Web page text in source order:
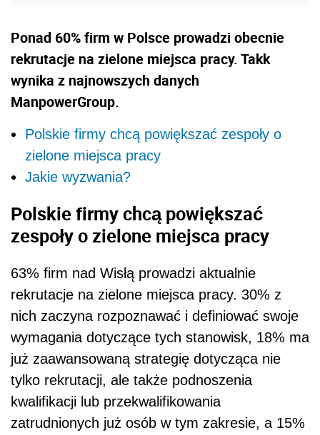
Ponad 60% firm w Polsce prowadzi obecnie
rekrutacje na zielone miejsca pracy. Takk
wynika z najnowszych danych
ManpowerGroup.
Polskie firmy chcą powiększać zespoły o
zielone miejsca pracy
Jakie wyzwania?
Polskie firmy chcą powiększać
zespoły o zielone miejsca pracy
63% firm nad Wisłą prowadzi aktualnie
rekrutacje na zielone miejsca pracy. 30% z
nich zaczyna rozpoznawać i definiować swoje
wymagania dotyczące tych stanowisk, 18% ma
już zaawansowaną strategię dotycząca nie
tylko rekrutacji, ale także podnoszenia
kwalifikacji lub przekwalifikowania
zatrudnionych już osób w tym zakresie, a 15%